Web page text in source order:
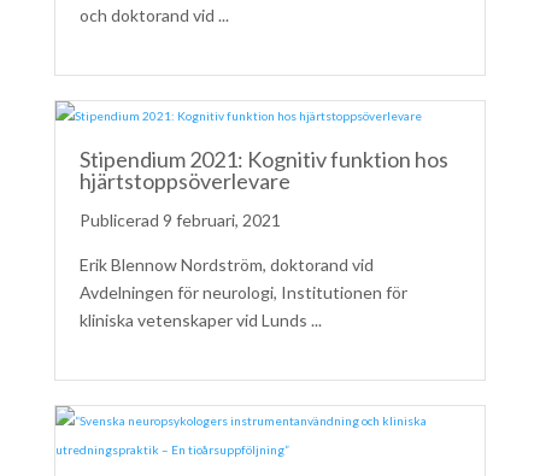
och doktorand vid ...
Stipendium 2021: Kognitiv funktion hos
hjärtstoppsöverlevare
9 februari, 2021
Erik Blennow Nordström, doktorand vid
Avdelningen för neurologi, Institutionen för
kliniska vetenskaper vid Lunds ...